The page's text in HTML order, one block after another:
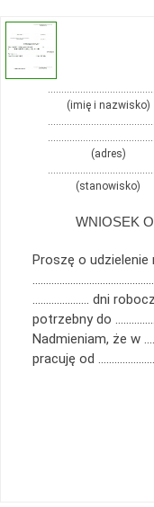
(imię i nazwisko)
(adres)
(stanowisko)
WNIOSEK
Proszę o
………………… dni
potrzebny do
Nadmieniam, że w
pracuję od